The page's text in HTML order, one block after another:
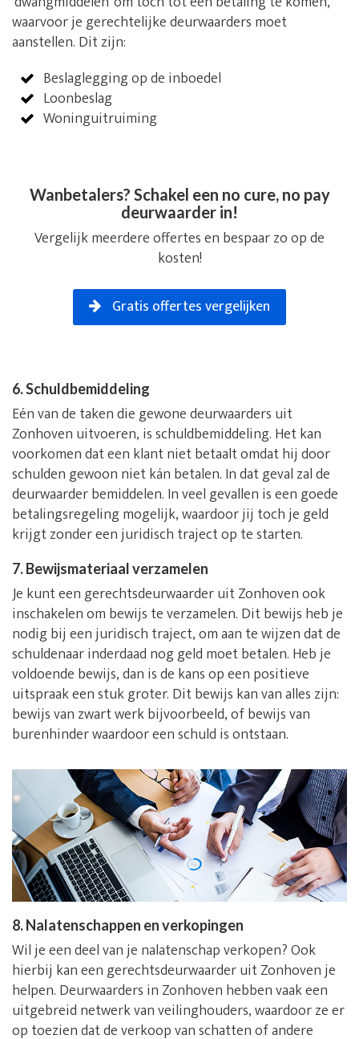
waarvoor je gerechtelijke deurwaarders moet
aanstellen. Dit zijn:
Beslaglegging op de inboedel
Loonbeslag
Woninguitruiming
Wanbetalers? Schakel een no cure, no pay
deurwaarder in!
Vergelijk meerdere offertes en bespaar zo op de
kosten!
Gratis offertes vergelijken
6. Schuldbemiddeling
Eén van de taken die gewone deurwaarders uit
Zonhoven uitvoeren, is schuldbemiddeling. Het kan
voorkomen dat een klant niet betaalt omdat hij door
schulden gewoon niet kán betalen. In dat geval zal de
deurwaarder bemiddelen. In veel gevallen is een goede
betalingsregeling mogelijk, waardoor jij toch je geld
krijgt zonder een juridisch traject op te starten.
7. Bewijsmateriaal verzamelen
Je kunt een gerechtsdeurwaarder uit Zonhoven ook
inschakelen om bewijs te verzamelen. Dit bewijs heb je
nodig bij een juridisch traject, om aan te wijzen dat de
schuldenaar inderdaad nog geld moet betalen. Heb je
voldoende bewijs, dan is de kans op een positieve
uitspraak een stuk groter. Dit bewijs kan van alles zijn:
bewijs van zwart werk bijvoorbeeld, of bewijs van
burenhinder waardoor een schuld is ontstaan.
8. Nalatenschappen en verkopingen
Wil je een deel van je nalatenschap verkopen? Ook
hierbij kan een gerechtsdeurwaarder uit Zonhoven je
helpen. Deurwaarders in Zonhoven hebben vaak een
uitgebreid netwerk van veilinghouders, waardoor ze er
op toezien dat de verkoop van schatten of andere